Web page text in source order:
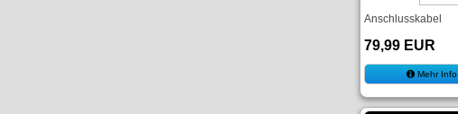
Anschlusskabel
79,99 EUR
Mehr Info